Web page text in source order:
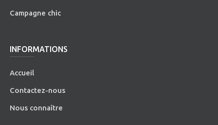
Campagne chic
INFORMATIONS
Accueil
Contactez-nous
Nous connaître